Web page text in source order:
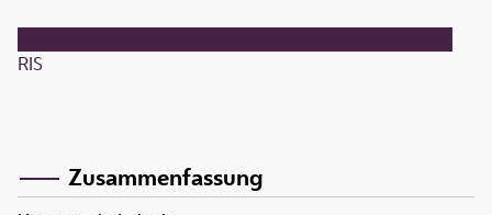
RIS
Zusammenfassung